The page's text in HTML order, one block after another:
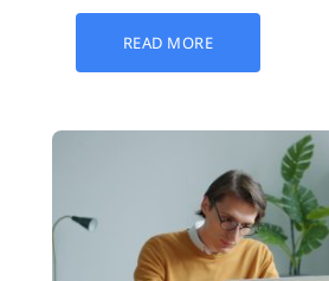
READ MORE